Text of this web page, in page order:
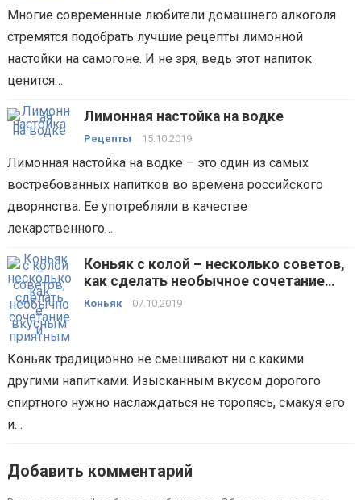
Многие современные любители домашнего алкоголя
стремятся подобрать лучшие рецепты лимонной
настойки на самогоне. И не зря, ведь этот напиток
ценится…
Лимонная настойка на водке
Рецепты 15.10.2019
Лимонная настойка на водке – это один из самых
востребованных напитков во времена российского
дворянства. Ее употребляли в качестве
лекарственного…
Коньяк с колой – несколько советов,
как сделать необычное сочетание
вкусным и приятным
Коньяк 07.10.2019
Коньяк традиционно не смешивают ни с какими
другими напитками. Изысканным вкусом дорогого
спиртного нужно наслаждаться не торопясь, смакуя его
и…
Добавить комментарий